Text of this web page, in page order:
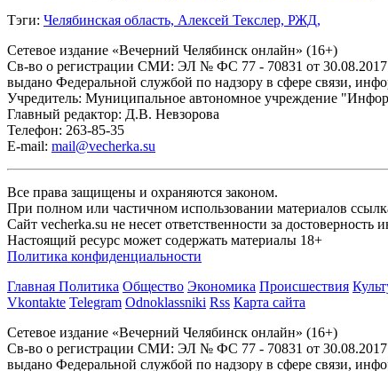
Тэги: Челябинская область, Алексей Текслер, РЖД,
Сетевое издание «Вечерний Челябинск онлайн» (16+)
Cв-во о регистрации СМИ: ЭЛ № ФС 77 - 70831 от 30.08.2017
выдано Федеральной службой по надзору в сфере связи,
Учредитель: Муниципальное автономное учреждение
Главный редактор: Д.В. Невзорова
Телефон: 263-85-35
E-mail: mail@vecherka.su
Все права защищены и охраняются законом.
При полном или частичном использовании материалов
Сайт vecherka.su не несет ответственности за
Настоящий ресурс может содержать материалы 18+
Политика конфиденциальности
Главная Политика Общество Экономика Происшествия
Vkontakte Telegram Odnoklassniki Rss Карта сайта
Сетевое издание «Вечерний Челябинск онлайн» (16+)
Cв-во о регистрации СМИ: ЭЛ № ФС 77 - 70831 от 30.08.2017
выдано Федеральной службой по надзору в сфере связи,